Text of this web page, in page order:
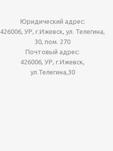
Юридический адрес:
426006, УР, г.Ижевск, ул. Телегина,
30, пом. 270
Почтовый адрес:
426006, УР, г.Ижевск,
ул.Телегина,30